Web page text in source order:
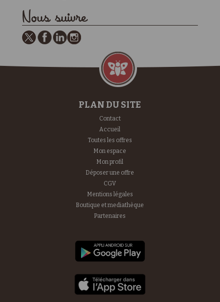
Nous suivre
PLAN DU SITE
Contact
Accueil
Toutes les offres
Mon espace
Mon profil
Déposer une offre
CGV
Mentions légales
Boutique et mediathèque
Partenaires